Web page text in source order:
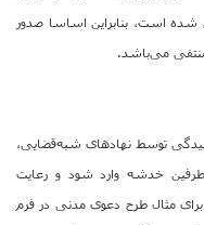
است، بنابراین اساسا صدور
می‌باشد.
توسط نهادهای شبه‌قضایی،
خدشه وارد شود و رعایت
مثال طرح دعوی مدنی در فرم